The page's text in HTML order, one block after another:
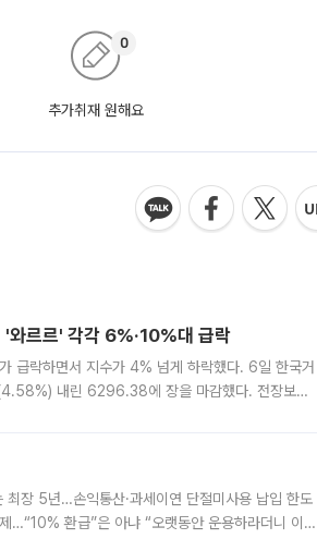
추가취재 원해요
0
르르' 각각 6%·10%대 급락
급락하면서 지수가 4% 넘게 하락했다. 6일 한국거
내린 6296.38에 장을 마감했다. 전장보다
장 5년…손익통산·과세이연 단절미사용 납입 한도
…“10% 환급”은 아냐 “오랫동안 운용하라더니 이제